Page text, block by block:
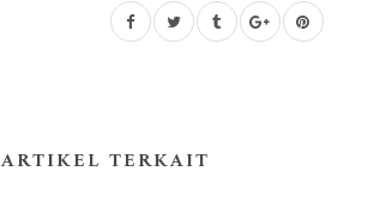
ARTIKEL TERKAIT